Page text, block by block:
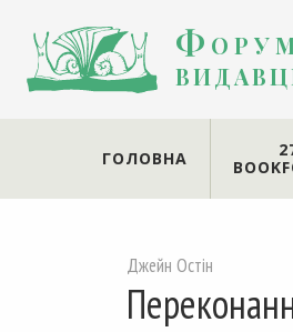
ГОЛОВНА
Джейн Остін